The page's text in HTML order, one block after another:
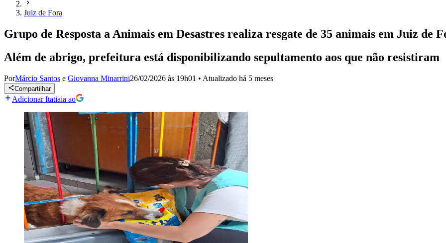
Juiz de Fora
Grupo de Resposta a Animais em Desastres realiza resgate de 35 animais em Juiz de
Além de abrigo, prefeitura está disponibilizando sepultamento aos que não resistiram
PorMárcio Santos e Giovanna Minarrini26/02/2026 às 19h01 • Atualizado há 5 meses
Compartilhar
Adicionar Itatiaia ao